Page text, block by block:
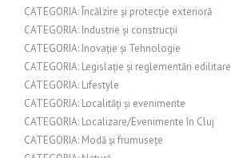
CATEGORIA: Încălzire și protecție exterioră
CATEGORIA: Industrie și construcții
CATEGORIA: Inovație și Tehnologie
CATEGORIA: Legislație și reglementări edilitare
CATEGORIA: Lifestyle
CATEGORIA: Localități și evenimente
CATEGORIA: Localizare/Evenimente în Cluj
CATEGORIA: Modă și frumusețe